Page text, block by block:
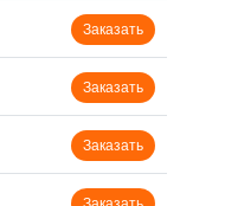
Заказать
Заказать
Заказать